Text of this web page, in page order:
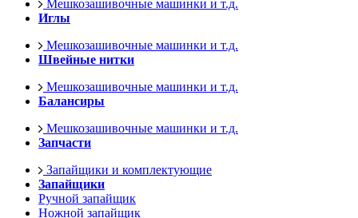
Мешкозашивочные машинки и т.д.
Иглы
Мешкозашивочные машинки и т.д.
Швейные нитки
Мешкозашивочные машинки и т.д.
Балансиры
Мешкозашивочные машинки и т.д.
Запчасти
Запайщики и комплектующие
Запайщики
Ручной запайщик
Ножной запайщик